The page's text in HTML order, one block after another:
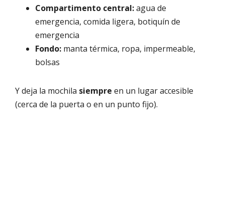
Compartimento central:agua de
emergencia, comida ligera, botiquín de
emergencia
Fondo: manta térmica, ropa, impermeable,
bolsas
Y deja la mochila siempre en un lugar accesible
(cerca de la puerta o en un punto fijo).